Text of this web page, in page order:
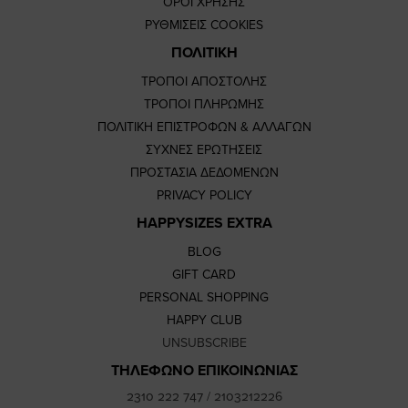
ΡΥΘΜΙΣΕΙΣ COOKIES
ΠΟΛΙΤΙΚΗ
ΤΡΟΠΟΙ ΑΠΟΣΤΟΛΗΣ
ΤΡΟΠΟΙ ΠΛΗΡΩΜΗΣ
ΠΟΛΙΤΙΚΗ ΕΠΙΣΤΡΟΦΩΝ & ΑΛΛΑΓΩΝ
ΣΥΧΝΕΣ ΕΡΩΤΗΣΕΙΣ
ΠΡΟΣΤΑΣΙΑ ΔΕΔΟΜΕΝΩΝ
PRIVACY POLICY
HAPPYSIZES EXTRA
BLOG
GIFT CARD
PERSONAL SHOPPING
HAPPY CLUB
UNSUBSCRIBE
ΤΗΛΕΦΩΝΟ ΕΠΙΚΟΙΝΩΝΙΑΣ
2310 222 747/ 2103212226